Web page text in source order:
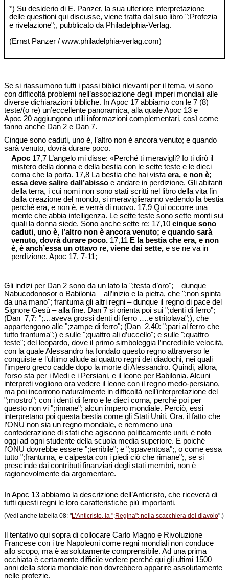
*) Su desiderio di E. Panzer, la sua ulteriore interpretazione
delle questioni qui discusse, viene tratta dal suo libro ";Profezia
e rivelazione";, pubblicato da Philadelphia-Verlag.
(Ernst Panzer / www.philadelphia-verlag.com)
Se si riassumono tutti i passi biblici rilevanti per il tema, vi sono
con difficoltà problemi nell’associazione degli imperi mondiali alle
diverse dichiarazioni bibliche. In Apoc 17 abbiamo con le 7 (8)
teste/(o re) un’eccellente panoramica, alla quale Apoc 13 e
Apoc 20 aggiungono utili informazioni complementari, così come
fanno anche Dan 2 e Dan 7.
Cinque sono caduti, uno è, l’altro non è ancora venuto; e quando
sarà venuto, dovrà durare poco.
Apoc 17,7 L’angelo mi disse: «Perché ti meravigli? Io ti dirò il
mistero della donna e della bestia con le sette teste e le dieci
corna che la porta. 17,8 La bestia che hai vista era, e non è;
essa deve salire dall’abisso e andare in perdizione. Gli abitanti
della terra, i cui nomi non sono stati scritti nel libro della vita fin
dalla creazione del mondo, si meraviglieranno vedendo la bestia
perché era, e non è, e verrà di nuovo. 17,9 Qui occorre una
mente che abbia intelligenza. Le sette teste sono sette monti sui
quali la donna siede. Sono anche sette re: 17,10 cinque sono
caduti, uno è, l’altro non è ancora venuto; e quando sarà
venuto, dovrà durare poco. 17,11 E la bestia che era, e non
è, è anch’essa un ottavo re, viene dai sette, e se ne va in
perdizione. Apoc 17, 7-11;
Gli indizi per Dan 2 sono da un lato la ";testa d’oro"; – dunque
Nabucodonosor o Babilonia – all’inizio e la pietra, che ";non spinta
da una mano"; frantuma gli altri regni – dunque il regno di pace del
Signore Gesù – alla fine. Dan 7 si orienta poi sui ";denti di ferro";
(Dan 7,7: ";…aveva grossi denti di ferro ….e stritolava";), che
appartengono alle ";zampe di ferro"; (Dan 2,40: ";pari al ferro che
tutto frantuma";) e sulle ";quattro ali d’uccello"; e sulle ";quattro
teste"; del leopardo, dove il primo simboleggia l’incredibile velocità,
con la quale Alessandro ha fondato questo regno attraverso le
conquiste e l’ultimo allude ai quattro regni dei diadochi, nei quali
l’impero greco cadde dopo la morte di Alessandro. Quindi, allora,
l’orso sta per i Medi e i Persiani, e il leone per Babilonia. Alcuni
interpreti vogliono ora vedere il leone con il regno medo-persiano,
ma poi incorrono naturalmente in difficoltà nell’interpretazione del
";mostro"; con i denti di ferro e le dieci corna, perché poi per
questo non vi ";rimane"; alcun impero mondiale. Perciò, essi
interpretano poi questa bestia come gli Stati Uniti. Ora, il fatto che
l’ONU non sia un regno mondiale, e nemmeno una
confederazione di stati che agiscono politicamente uniti, è noto
oggi ad ogni studente della scuola media superiore. E poiché
l’ONU dovrebbe essere ";terribile"; e ";spaventosa";, o come essa
tutto ";frantuma, e calpesta con i piedi ciò che rimane";, se si
prescinde dai contributi finanziari degli stati membri, non è
ragionevolmente da argomentare.
In Apoc 13 abbiamo la descrizione dell’Anticristo, che riceverà di
tutti questi regni le loro caratteristiche più importanti.
(Vedi anche tabella 08: "L’Anticristo, la ";Regina"; nella scacchiera del diavolo".)
Il tentativo qui sopra di collocare Carlo Magno e Rivoluzione
Francese con i tre Napoleoni come regni mondiali non conduce
allo scopo, ma è assolutamente comprensibile. Ad una prima
occhiata è certamente difficile vedere perché qui gli ultimi 1500
anni della storia mondiale non dovrebbero apparire assolutamente
nelle profezie.